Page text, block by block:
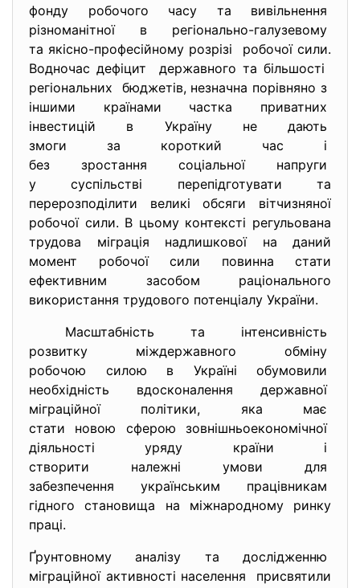
фонду робочого часу та вивільнення
різноманітної в регіонально-галузевому
та якісно-професійному розрізі робочої сили.
Водночас дефіцит державного та більшості
регіональних бюджетів, незначна порівняно з
іншими країнами частка приватних
інвестицій в Україну не дають
змоги за короткий час і
без зростання соціальної напруги
у суспільстві перепідготувати та
перерозподілити великі обсяги вітчизняної
робочої сили. В цьому контексті регульована
трудова міграція надлишкової на даний
момент робочої сили повинна стати
ефективним засобом раціонального
використання трудового потенціалу України.
Масштабність та інтенсивність
розвитку міждержавного обміну
робочою силою в Україні обумовили
необхідність вдосконалення державної
міграційної політики, яка має
стати новою сферою зовнішньоекономічної
діяльності уряду країни і
створити належні умови для
забезпечення українським працівникам
гідного становища на міжнародному ринку
праці.
Ґрунтовному аналізу та дослідженню
міграційної активності населення присвятили